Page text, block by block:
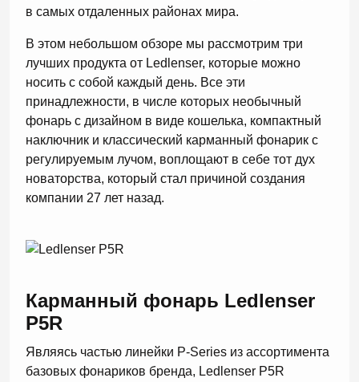
в самых отдаленных районах мира.
В этом небольшом обзоре мы рассмотрим три
лучших продукта от Ledlenser, которые можно
носить с собой каждый день. Все эти
принадлежности, в числе которых необычный
фонарь с дизайном в виде кошелька, компактный
наключник и классический карманный фонарик с
регулируемым лучом, воплощают в себе тот дух
новаторства, который стал причиной создания
компании 27 лет назад.
Карманный фонарь Ledlenser
P5R
Являясь частью линейки P-Series из ассортимента
базовых фонариков бренда, Ledlenser P5R